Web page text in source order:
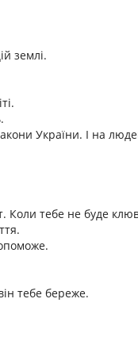
землі.
України. І на
тебе не буде
тебе береже.